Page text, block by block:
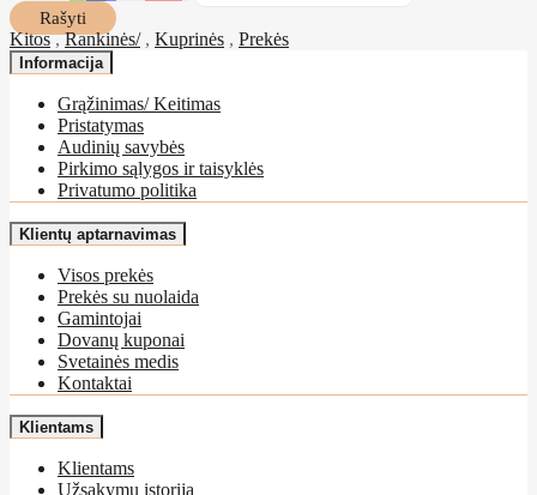
Rašyti
Kitos,Rankinės/, Kuprinės , Prekės
Informacija
Grąžinimas/ Keitimas
Pristatymas
Audinių savybės
Pirkimo sąlygos ir taisyklės
Privatumo politika
Klientų aptarnavimas
Visos prekės
Prekės su nuolaida
Gamintojai
Dovanų kuponai
Svetainės medis
Kontaktai
Klientams
Klientams
Užsakymų istorija